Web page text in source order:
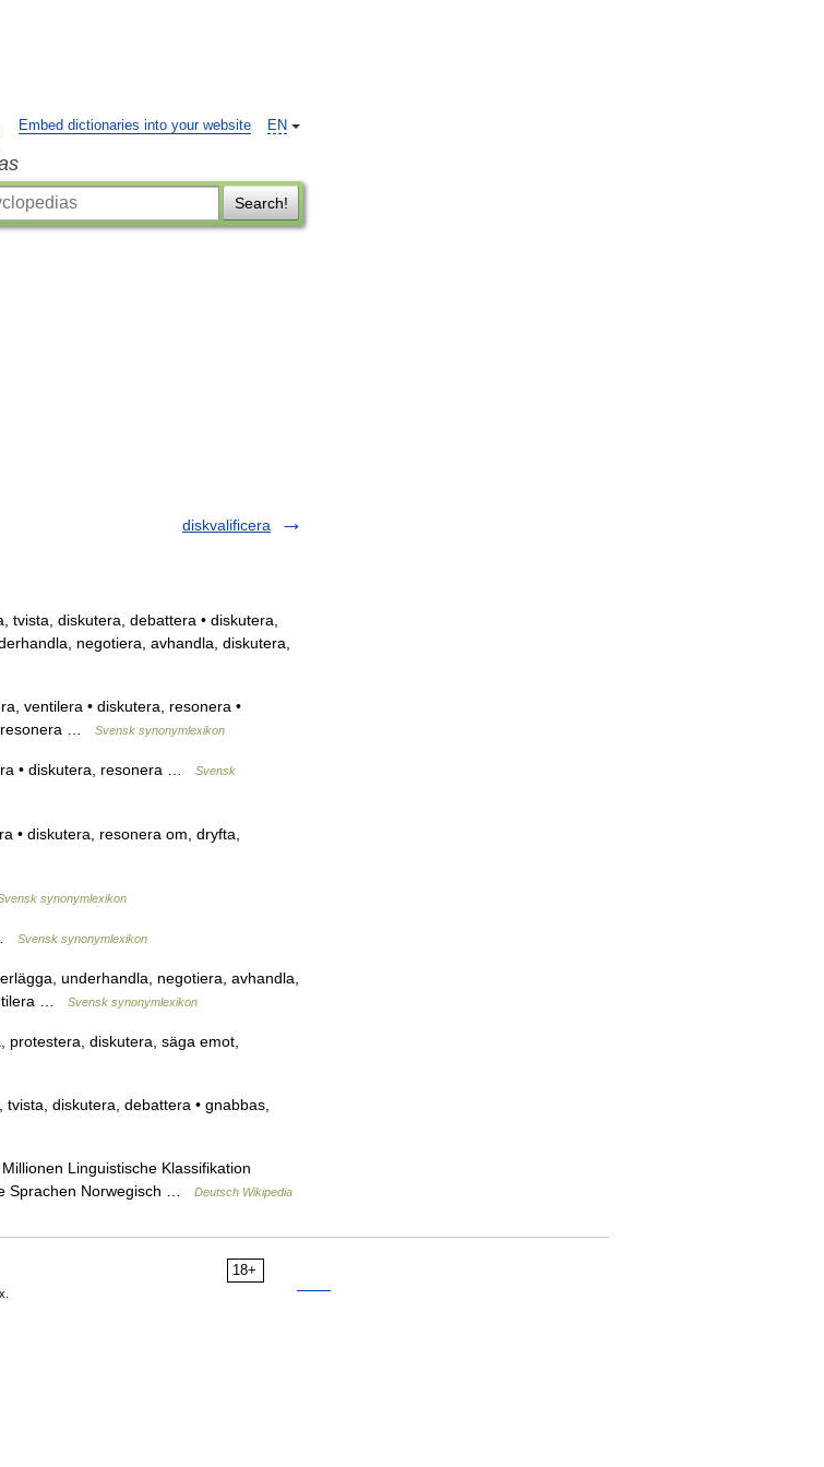
EN
Embed dictionaries into your website
Search!
diskvalificera
diskutera, debattera • diskutera,
negotiera, avhandla, diskutera,
ventilera • diskutera, resonera •
resonera …
Svensk synonymlexikon
• diskutera, resonera …
Svensk
• diskutera, resonera om, dryfta,
synonymlexikon
Svensk synonymlexikon
underhandla, negotiera, avhandla,
…
Svensk synonymlexikon
diskutera, säga emot,
diskutera, debattera • gnabbas,
Linguistische Klassifikation
Sprachen Norwegisch …
Deutsch Wikipedia
18+